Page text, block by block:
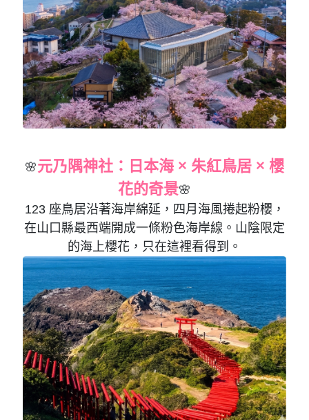
🌸元乃隅神社：日本海 × 朱紅鳥居 × 櫻
花的奇景🌸
123 座鳥居沿著海岸綿延，四月海風捲起粉櫻，
在山口縣最西端開成一條粉色海岸線。山陰限定
的海上櫻花，只在這裡看得到。